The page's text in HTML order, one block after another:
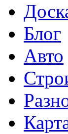
Блог
Авто